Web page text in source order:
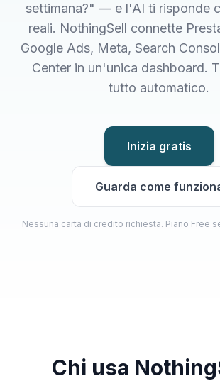
settimana?" — e l'AI ti risponde
reali. NothingSell connette
Google Ads, Meta, Search
Center in un'unica dashboard.
tutto automatico.
Inizia gratis
Guarda come
Nessuna carta di credito richiesta. Piano Free
Chi usa